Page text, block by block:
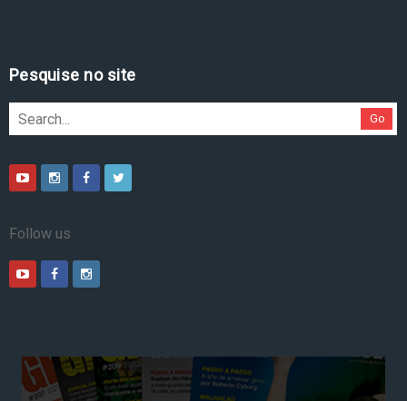
Pesquise no site
Go
Follow us